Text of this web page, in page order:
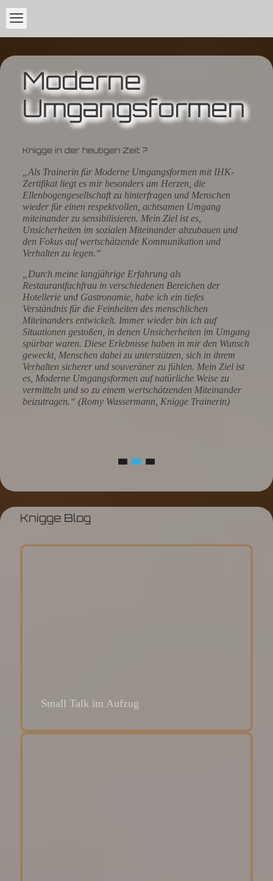
Moderne
Umgangsformen
Knigge in der heutigen Zeit ?
„Als Trainerin für Moderne Umgangsformen mit IHK-
Zertifikat liegt es mir besonders am Herzen, die
Ellenbogengesellschaft zu hinterfragen und Menschen
wieder für einen respektvollen, achtsamen Umgang
miteinander zu sensibilisieren. Mein Ziel ist es,
Unsicherheiten im sozialen Miteinander abzubauen und
den Fokus auf wertschätzende Kommunikation und
Verhalten zu legen.“
„Durch meine langjährige Erfahrung als
Restaurantfachfrau in verschiedenen Bereichen der
Hotellerie und Gastronomie, habe ich ein tiefes
Verständnis für die Feinheiten des menschlichen
Miteinanders entwickelt. Immer wieder bin ich auf
Situationen gestoßen, in denen Unsicherheiten im Umgang
spürbar waren. Diese Erlebnisse haben in mir den Wunsch
geweckt, Menschen dabei zu unterstützen, sich in ihrem
Verhalten sicherer und souveräner zu fühlen. Mein Ziel ist
es, Moderne Umgangsformen auf natürliche Weise zu
vermitteln und so zu einem wertschätzenden Miteinander
beizutragen.“ (Romy Wassermann, Knigge Trainerin)
Knigge Blog
Small Talk im Aufzug